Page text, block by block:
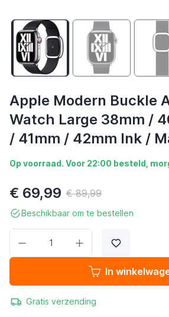
Apple Modern Buckle
Watch Large 38mm /
/ 41mm / 42mm Ink /
Op voorraad. Voor 22:00 besteld,
€ 69,99 € 89,99
Beschikbaar om te bestellen
In
Gratis verzending